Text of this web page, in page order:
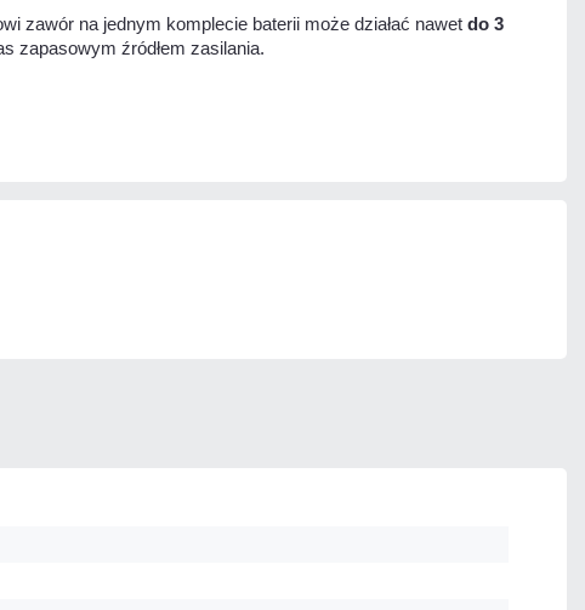
zawór na jednym komplecie baterii może działać nawet do 3
zapasowym źródłem zasilania.